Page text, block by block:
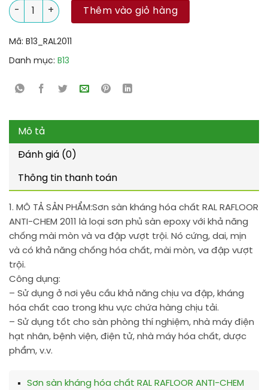
Sơn sàn kháng hóa chất RAL RAFLOOR ANTI-CHEM 2011 số
Thêm vào giỏ hàng
Mã: B13_RAL2011
Danh mục: B13
Mô tả
Đánh giá (0)
Thông tin thanh toán
1. MÔ TẢ SẢN PHẨM:Sơn sàn kháng hóa chất RAL RAFLOOR
ANTI-CHEM 2011 là loại sơn phủ sàn epoxy với khả năng
chống mài mòn và va đập vượt trội. Nó cứng, dai, mịn
và có khả năng chống hóa chất, mài mòn, va đập vượt
trội.
Công dụng:
– Sử dụng ở nơi yêu cầu khả năng chịu va đập, kháng
hóa chất cao trong khu vực chứa hàng chịu tải.
– Sử dụng tốt cho sàn phòng thí nghiệm, nhà máy điện
hạt nhân, bệnh viện, điện tử, nhà máy hóa chất, dược
phẩm, v.v.
Sơn sàn kháng hóa chất RAL RAFLOOR ANTI-CHEM